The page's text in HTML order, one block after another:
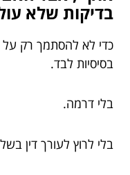
בדיקות שלא
כדי לא להסתמך רק
בסיסיות לבד.
בלי דרמה.
בלי לרוץ לעורך דין